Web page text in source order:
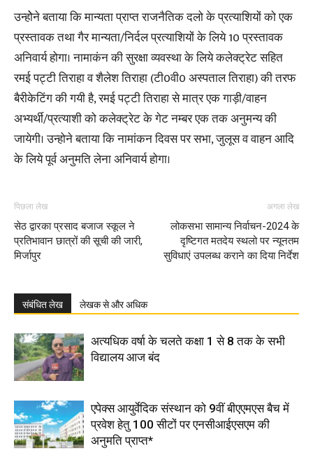
उन्होेने बताया कि मान्यता प्राप्त राजनैतिक दलो के प्रत्याशियों को एक
प्रस्तावक तथा गैर मान्यता/निर्दल प्रत्याशियों के लिये 10 प्रस्तावक
अनिवार्य होगा। नामाकंन की सुरक्षा व्यवस्था के लिये कलेक्ट्रेट सहित
रमई पट्टी तिराहा व शैलेश तिराहा (टी0वी0 अस्पताल तिराहा) की तरफ
बैरीकेटिंग की गयी है, रमई पट्टी तिराहा से मात्र एक गाड़ी/वाहन
अभ्यर्थी/प्रत्याशी को कलेक्ट्रेट के गेट नम्बर एक तक अनुमन्य की
जायेगी। उन्होने बताया कि नामांकन दिवस पर सभा, जुलूस व वाहन आदि
के लिये पूर्व अनुमति लेना अनिवार्य होगा।
पिछला लेख
सेठ द्वारका प्रसाद बजाज स्कूल ने
प्रतिभावान छात्रों की सूची की जारी,
मिर्जापुर
अगला लेख
लोकसभा सामान्य निर्वाचन-2024 के
दृष्टिगत मतदेय स्थलो पर न्यूनतम
सुविधाएं उपलब्ध कराने का दिया निर्देश
संबंधित लेख लेखक से और अधिक
अत्यधिक वर्षा के चलते कक्षा 1 से 8 तक के सभी
विद्यालय आज बंद
एपेक्स आयुर्वेदिक संस्थान को 9वीं बीएएमएस बैच में
प्रवेश हेतु 100 सीटों पर एनसीआईएसएम की
अनुमति प्राप्त*